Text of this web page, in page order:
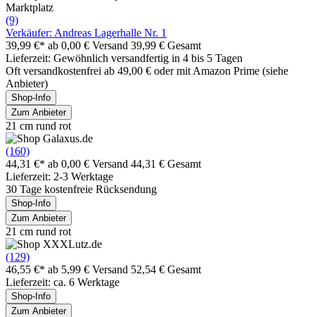
Marktplatz
(9)
Verkäufer: Andreas Lagerhalle Nr. 1
39,99 €* ab 0,00 € Versand 39,99 € Gesamt
Lieferzeit: Gewöhnlich versandfertig in 4 bis 5 Tagen
Oft versandkostenfrei ab 49,00 € oder mit Amazon Prime (siehe
Anbieter)
Shop-Info
Zum Anbieter
21 cm rund rot
(160)
44,31 €* ab 0,00 € Versand 44,31 € Gesamt
Lieferzeit: 2-3 Werktage
30 Tage kostenfreie Rücksendung
Shop-Info
Zum Anbieter
21 cm rund rot
(129)
46,55 €* ab 5,99 € Versand 52,54 € Gesamt
Lieferzeit: ca. 6 Werktage
Shop-Info
Zum Anbieter